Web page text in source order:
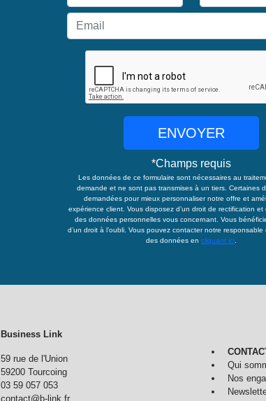
ENVOYER
*Champs requis
Les données de ce formulaire sont nécessaires au
demande et ne sont pas transmises à un tiers. Certaines
demandées pour mieux personnaliser notre offre et
expérience client. Vous disposez d’un droit de rectification et
des données personnelles vous concernant. Vous
d’un droit à l’oubli. Vous pouvez contacter notre
des données en cliquant ici.
Business Link
59 rue de l'Union
59200 Tourcoing
03 59 057 053
contact@b-link.fr
Qui
Nos